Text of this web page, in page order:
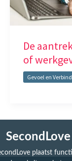
De
of
Gevoel en
plaatst